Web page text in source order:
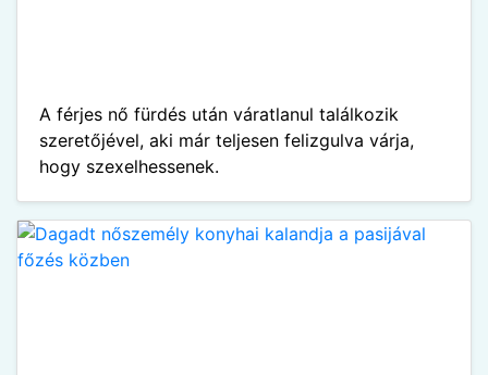
A férjes nő fürdés után váratlanul találkozik
szeretőjével, aki már teljesen felizgulva várja,
hogy szexelhessenek.